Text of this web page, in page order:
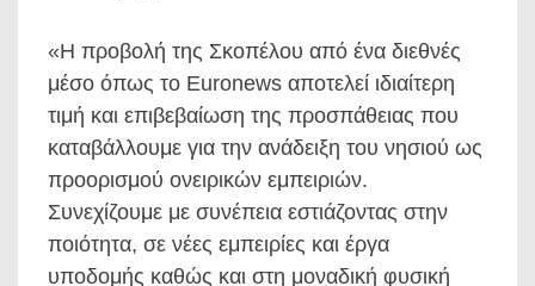
«Η προβολή της Σκοπέλου από ένα διεθνές
μέσο όπως το Euronews αποτελεί ιδιαίτερη
τιμή και επιβεβαίωση της προσπάθειας που
καταβάλλουμε για την ανάδειξη του νησιού ως
προορισμού ονειρικών εμπειριών.
Συνεχίζουμε με συνέπεια εστιάζοντας στην
ποιότητα, σε νέες εμπειρίες και έργα
υποδομής καθώς και στη μοναδική φυσική